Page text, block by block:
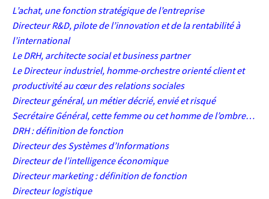
L’achat, une fonction stratégique de l’entreprise
Directeur R&D, pilote de l’innovation et de la rentabilité à
l’international
Le DRH, architecte social et business partner
Le Directeur industriel, homme-orchestre orienté client et
productivité au cœur des relations sociales
Directeur général, un métier décrié, envié et risqué
Secrétaire Général, cette femme ou cet homme de l’ombre…
DRH : définition de fonction
Directeur des Systèmes d’Informations
Directeur de l’intelligence économique
Directeur marketing : définition de fonction
Directeur logistique